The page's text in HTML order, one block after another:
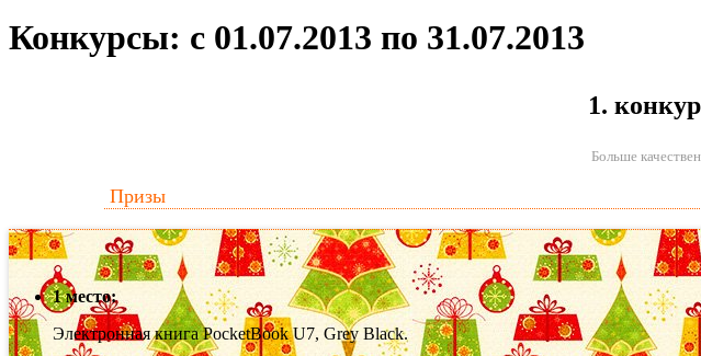
Конкурсы: с 01.07.2013 по 31.07.2013
1.
Больше
Призы
1 место:
Электронная книга PocketBook U7, Grey Black.